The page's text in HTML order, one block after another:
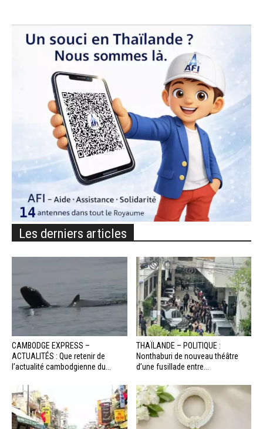
Les derniers articles
CAMBODGE EXPRESS –
ACTUALITÉS : Que retenir de
l’actualité cambodgienne du...
THAÏLANDE – POLITIQUE :
Nonthaburi de nouveau théâtre
d’une fusillade entre...